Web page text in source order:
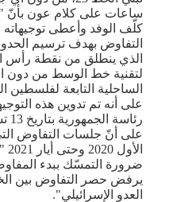
ساعات على كلام عون بأنّ
كلّف الوفد وأعطى توجيهاته
التفاوض بهدف ترسيم
الذي ينطلق من نقطة رأس
لتقنية خط الوسط من دون
على أنه تم تدوين هذه
العدو الإسرائيلي".